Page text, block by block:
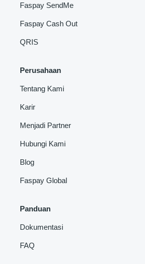
Faspay SendMe
Faspay Cash Out
QRIS
Perusahaan
Tentang Kami
Karir
Menjadi Partner
Hubungi Kami
Blog
Faspay Global
Panduan
Dokumentasi
FAQ